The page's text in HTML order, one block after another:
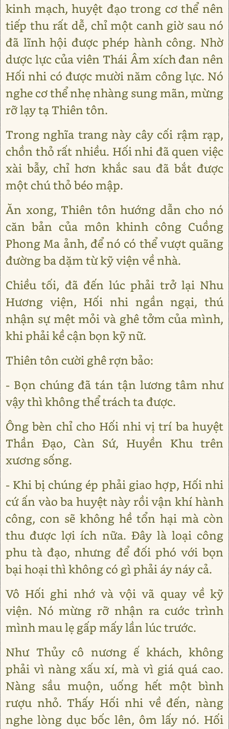
kinh mạch, huyệt đạo trong cơ thể nên
tiếp thu rất dễ, chỉ một canh giờ sau nó
đã lĩnh hội được phép hành công. Nhờ
dược lực của viên Thái Âm xích đan nên
Hối nhi có được mười năm công lực. Nó
nghe cơ thể nhẹ nhàng sung mãn, mừng
rỡ lạy tạ Thiên tôn.
Trong nghĩa trang này cây cối rậm rạp,
chồn thỏ rất nhiều. Hối nhi đã quen việc
xài bẫy, chỉ hơn khắc sau đã bắt được
một chú thỏ béo mập.
Ăn xong, Thiên tôn hướng dẫn cho nó
căn bản của môn khinh công Cuồng
Phong Ma ảnh, để nó có thể vượt quãng
đường ba dặm từ kỹ viện về nhà.
Chiều tối, đã đến lúc phải trở lại Nhu
Hương viện, Hối nhi ngần ngại, thú
nhận sự mệt mỏi và ghê tởm của mình,
khi phải kề cận bọn kỹ nữ.
Thiên tôn cười ghê rợn bảo:
- Bọn chúng đã tán tận lương tâm như
vậy thì không thể trách ta được.
Ông bèn chỉ cho Hối nhi vị trí ba huyệt
Thần Đạo, Càn Sứ, Huyền Khu trên
xương sống.
- Khi bị chúng ép phải giao hợp, Hối nhi
cứ ấn vào ba huyệt này rồi vận khí hành
công, con sẽ không hề tổn hại mà còn
thu được lợi ích nữa. Đây là loại công
phu tà đạo, nhưng để đối phó với bọn
bại hoại thì không có gì phải áy náy cả.
Vô Hối ghi nhớ và vội vã quay về kỹ
viện. Nó mừng rỡ nhận ra cước trình
mình mau lẹ gấp mấy lần lúc trước.
Như Thủy cô nương ế khách, không
phải vì nàng xấu xí, mà vì giá quá cao.
Nàng sầu muộn, uống hết một bình
rượu nhỏ. Thấy Hối nhi về đến, nàng
nghe lòng dục bốc lên, ôm lấy nó. Hối